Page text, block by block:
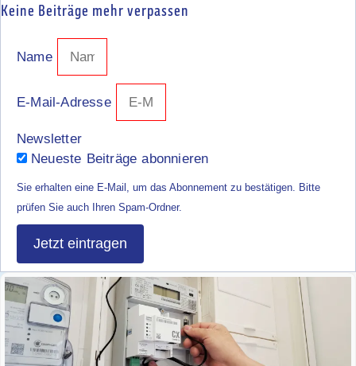
Keine Beiträge mehr verpassen
Name
E-Mail-Adresse
Newsletter
Neueste Beiträge abonnieren
Sie erhalten eine E-Mail, um das Abonnement zu bestätigen. Bitte
prüfen Sie auch Ihren Spam-Ordner.
Jetzt eintragen